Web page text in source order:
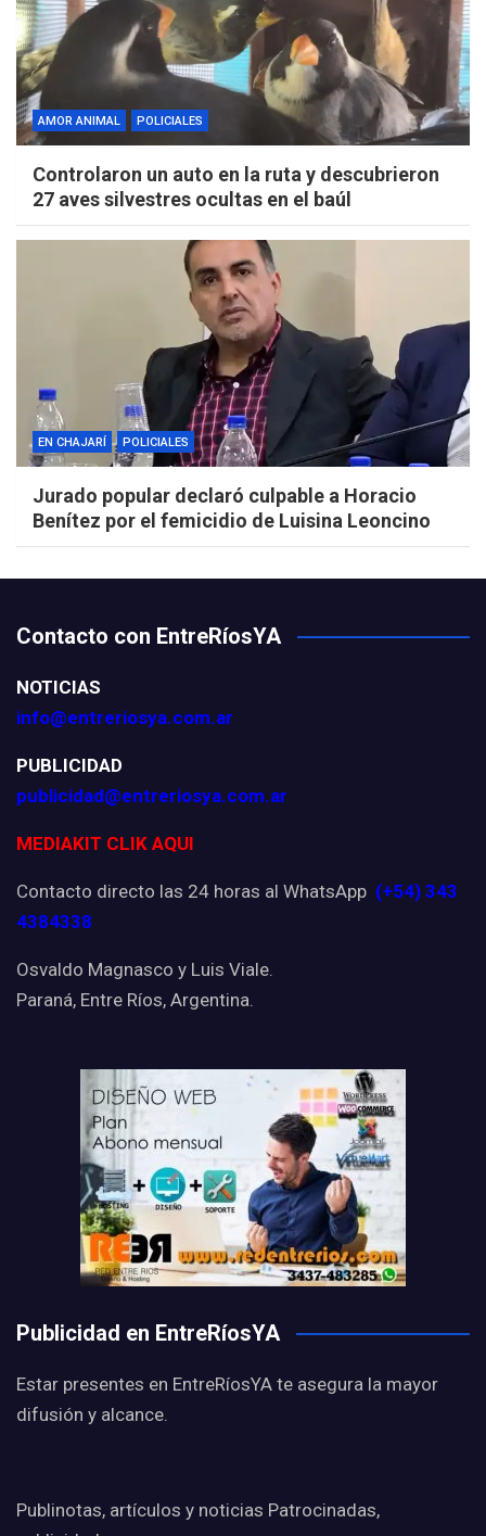
AMOR ANIMAL POLICIALES
Controlaron un auto en la ruta y descubrieron
27 aves silvestres ocultas en el baúl
EN CHAJARÍ POLICIALES
Jurado popular declaró culpable a Horacio
Benítez por el femicidio de Luisina Leoncino
Contacto con EntreRíosYA
NOTICIAS
info@entreriosya.com.ar
PUBLICIDAD
publicidad@entreriosya.com.ar
MEDIAKIT CLIK AQUI
Contacto directo las 24 horas al WhatsApp (+54) 343
4384338
Osvaldo Magnasco y Luis Viale.
Paraná, Entre Ríos, Argentina.
Publicidad en EntreRíosYA
Estar presentes en EntreRíosYA te asegura la mayor
difusión y alcance.
Publinotas, artículos y noticias Patrocinadas,